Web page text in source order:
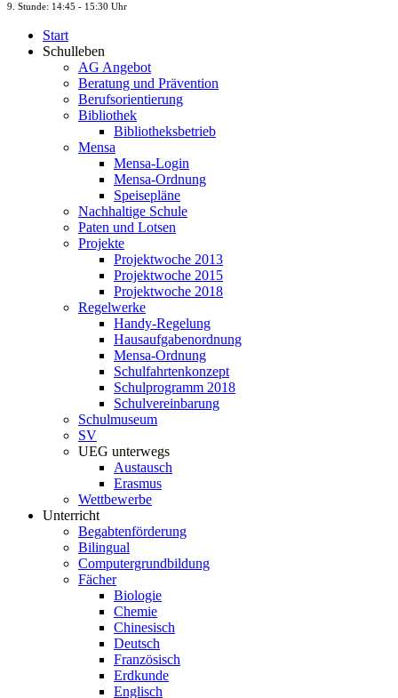
9. Stunde: 14:45 - 15:30 Uhr
Start
Schulleben
AG Angebot
Beratung und Prävention
Berufsorientierung
Bibliothek
Bibliotheksbetrieb
Mensa
Mensa-Login
Mensa-Ordnung
Speisepläne
Nachhaltige Schule
Paten und Lotsen
Projekte
Projektwoche 2013
Projektwoche 2015
Projektwoche 2018
Regelwerke
Handy-Regelung
Hausaufgabenordnung
Mensa-Ordnung
Schulfahrtenkonzept
Schulprogramm 2018
Schulvereinbarung
Schulmuseum
SV
UEG unterwegs
Austausch
Erasmus
Wettbewerbe
Unterricht
Begabtenförderung
Bilingual
Computergrundbildung
Fächer
Biologie
Chemie
Chinesisch
Deutsch
Französisch
Erdkunde
Englisch